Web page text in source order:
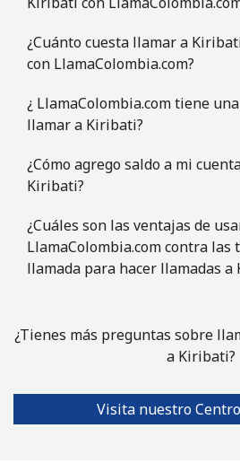
¿Cuánto cuesta llamar a Kiribati
con LlamaColombia.com?
¿ LlamaColombia.com tiene
llamar a Kiribati?
¿Cómo agrego saldo a mi
Kiribati?
¿Cuáles son las ventajas de
LlamaColombia.com contra las
llamada para hacer llamadas a
¿Tienes más preguntas sobre
a Kiribati?
Visita nuestro